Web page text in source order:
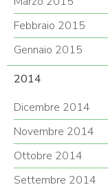
Febbraio 2015
Gennaio 2015
2014
Dicembre 2014
Novembre 2014
Ottobre 2014
Settembre 2014